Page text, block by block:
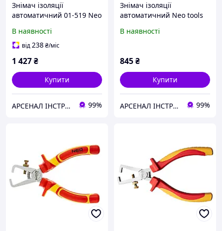
Знімач ізоляції
автоматичний 01-519 Neo
В наявності
від238₴/міс
1 427₴
Купити
АРСЕНАЛ ІНСТРУМЕНТА 99%
Знімач ізоляції
автоматичний Neo tools
В наявності
845₴
Купити
АРСЕНАЛ ІНСТРУМЕНТА 99%